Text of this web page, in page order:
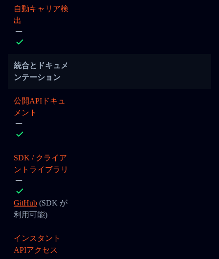
自動キャリア検
出
統合とドキュメ
ンテーション
公開APIドキュ
メント
SDK / クライア
ントライブラリ
GitHub (SDK が
利用可能)
インスタント
APIアクセス